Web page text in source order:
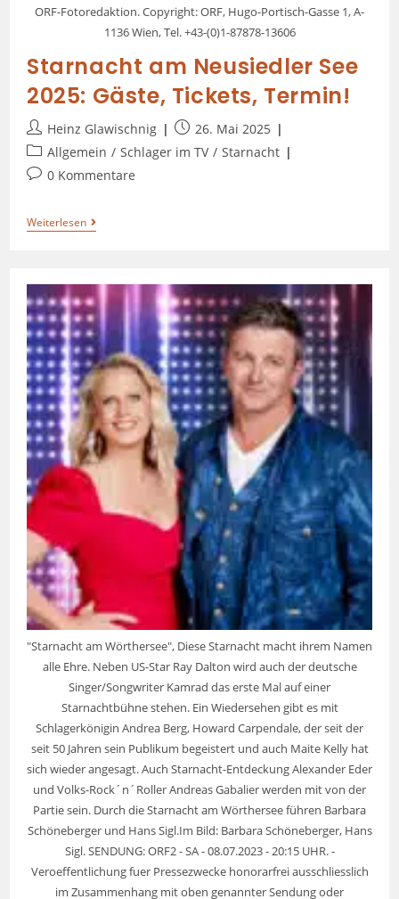
ORF-Fotoredaktion. Copyright: ORF, Hugo-Portisch-Gasse 1, A-
1136 Wien, Tel. +43-(0)1-87878-13606
Starnacht am Neusiedler See
2025: Gäste, Tickets, Termin!
Heinz Glawischnig
26. Mai 2025
Allgemein / Schlager im TV / Starnacht
0 Kommentare
Weiterlesen
"Starnacht am Wörthersee", Diese Starnacht macht ihrem Namen
alle Ehre. Neben US-Star Ray Dalton wird auch der deutsche
Singer/Songwriter Kamrad das erste Mal auf einer
Starnachtbühne stehen. Ein Wiedersehen gibt es mit
Schlagerkönigin Andrea Berg, Howard Carpendale, der seit der
seit 50 Jahren sein Publikum begeistert und auch Maite Kelly hat
sich wieder angesagt. Auch Starnacht-Entdeckung Alexander Eder
und Volks-Rock´n´Roller Andreas Gabalier werden mit von der
Partie sein. Durch die Starnacht am Wörthersee führen Barbara
Schöneberger und Hans Sigl.Im Bild: Barbara Schöneberger, Hans
Sigl. SENDUNG: ORF2 - SA - 08.07.2023 - 20:15 UHR. -
Veroeffentlichung fuer Pressezwecke honorarfrei ausschliesslich
im Zusammenhang mit oben genannter Sendung oder